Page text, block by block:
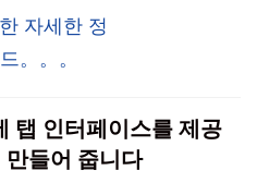
자세한 정
。。。
탭 인터페이스를 제공
들어 줍니다